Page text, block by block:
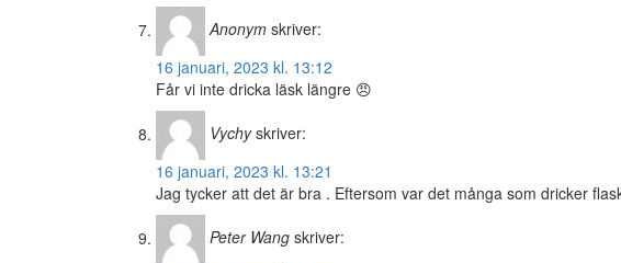
Anonym skriver:
16 januari, 2023 kl. 13:12
Får vi inte dricka läsk längre 😠
Vychy skriver:
16 januari, 2023 kl. 13:21
Jag tycker att det är bra . Eftersom var det många som dricker
Peter Wang skriver: